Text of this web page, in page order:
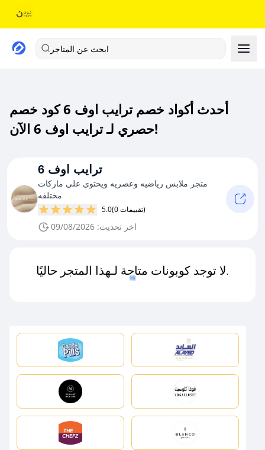
ابحث عن المتاجر
أحدث أكواد خصم ترايب اوف 6 كود خصم
حصري لـ ترايب اوف 6 الآن!
ترايب اوف 6
متجر ملابس رياضيه وعصريه ويحتوى على ماركات
مختلفه
5.0 (0 تقييمات)
اخر تحديث: 09/08/2026
لا توجد كوبونات متاحة لـهذا المتجر حاليًا.